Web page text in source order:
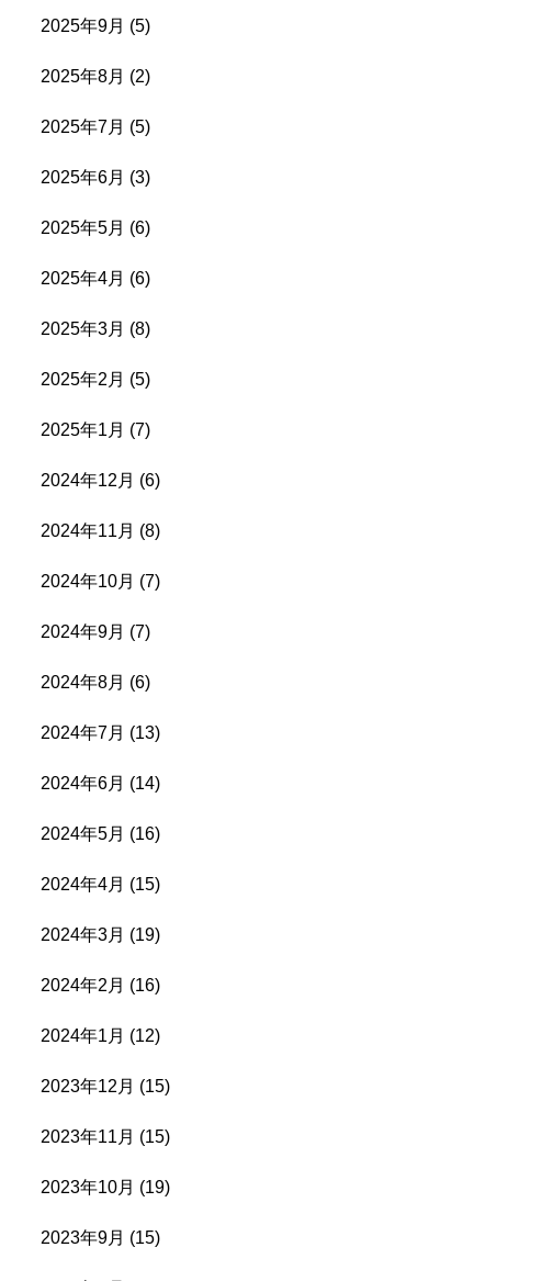
2025年9月 (5)
2025年8月 (2)
2025年7月 (5)
2025年6月 (3)
2025年5月 (6)
2025年4月 (6)
2025年3月 (8)
2025年2月 (5)
2025年1月 (7)
2024年12月 (6)
2024年11月 (8)
2024年10月 (7)
2024年9月 (7)
2024年8月 (6)
2024年7月 (13)
2024年6月 (14)
2024年5月 (16)
2024年4月 (15)
2024年3月 (19)
2024年2月 (16)
2024年1月 (12)
2023年12月 (15)
2023年11月 (15)
2023年10月 (19)
2023年9月 (15)